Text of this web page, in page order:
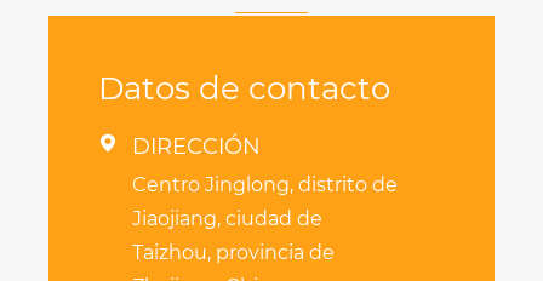
Datos de contacto
 DIRECCIÓN
Centro Jinglong, distrito de
Jiaojiang, ciudad de
Taizhou, provincia de